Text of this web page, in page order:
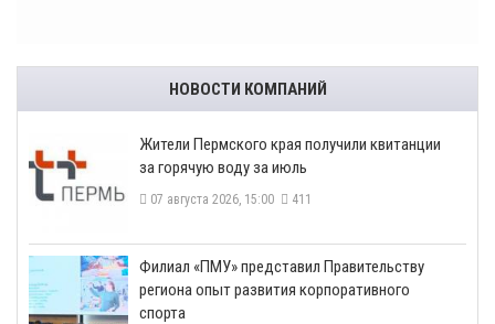
НОВОСТИ КОМПАНИЙ
​Жители Пермского края получили квитанции
за горячую воду за июль
07 августа 2026, 15:00 411
​Филиал «ПМУ» представил Правительству
региона опыт развития корпоративного
спорта